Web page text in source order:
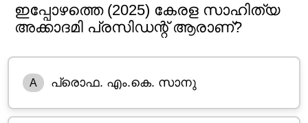
ഇപ്പോഴത്തെ (2025) കേരള സാഹിത്യ
അക്കാദമി പ്രസിഡന്റ് ആരാണ്?
A പ്രൊഫ. എം.കെ. സാനു